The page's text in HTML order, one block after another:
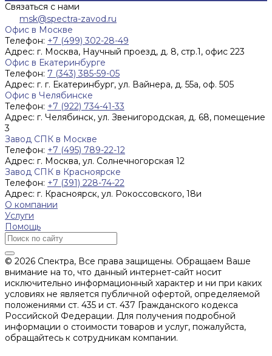
Связаться с нами
msk@spectra-zavod.ru
Офис в Москве
Телефон: +7 (499) 302-28-49
Адрес: г. Москва, Научный проезд, д. 8, стр.1, офис 223
Офис в Екатеринбурге
Телефон: 7 (343) 385-59-05
Адрес: г. г. Екатеринбург, ул. Вайнера, д. 55а, оф. 505
Офис в Челябинске
Телефон: +7 (922) 734-41-33
Адрес: г. Челябинск, ул. Звенигородская, д. 68, помещение
3
Завод СПК в Москве
Телефон: +7 (495) 789-22-12
Адрес: г. Москва, ул. Солнечногорская 12
Завод СПК в Красноярске
Телефон: +7 (391) 228-74-22
Адрес: г. Красноярск, ул. Рокоссовского, 18и
О компании
Услуги
Помощь
© 2026 Спектра, Все права защищены. Обращаем Ваше
внимание на то, что данный интернет-сайт носит
исключительно информационный характер и ни при каких
условиях не является публичной офертой, определяемой
положениями ст. 435 и ст. 437 Гражданского кодекса
Российской Федерации. Для получения подробной
информации о стоимости товаров и услуг, пожалуйста,
обращайтесь к сотрудникам компании.